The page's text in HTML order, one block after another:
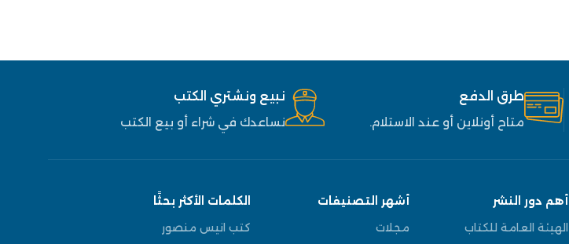
طرق الدفع
متاح أونلاين أو عند الاستلام.
نبيع ونشتري الكتب
نساعدك في شراء أو بيع الكتب
أهم دور النشر
الهيئة العامة للكتاب
أشهر التصنيفات
مجلات
الكلمات الأكثر بحثًا
كتب انيس منصور